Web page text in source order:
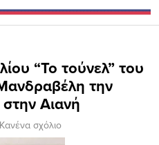
“Το τούνελ” του
την
Αιανή
Κανένα σχόλιο